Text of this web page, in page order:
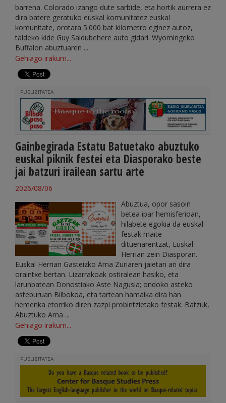
barrena. Colorado izango dute sarbide, eta hortik aurrera ez
dira batere geratuko euskal komunitatez euskal
komunitate, orotara 5.000 bat kilometro eginez autoz,
taldeko kide Guy Saldubehere auto gidari. Wyomingeko
Buffalon abuztuaren ...
Gehiago irakurri...
PUBLIZITATEA
Gainbegirada Estatu Batuetako abuztuko
euskal piknik festei eta Diasporako beste
jai batzuri irailean sartu arte
2026/08/06
Abuztua, opor sasoin
betea ipar hemisferioan,
hilabete egokia da euskal
festak maite
dituenarentzat, Euskal
Herrian zein Diasporan.
Euskal Herrian Gasteizko Ama Zuriaren jaietan ari dira
oraintxe bertan. Lizarrakoak ostiralean hasiko, eta
larunbatean Donostiako Aste Nagusia; ondoko asteko
asteburuan Bilbokoa, eta tartean hamaika dira han
hemenka etorriko diren zazpi probintzietako festak. Batzuk,
Abuztuko Ama ...
Gehiago irakurri...
PUBLIZITATEA